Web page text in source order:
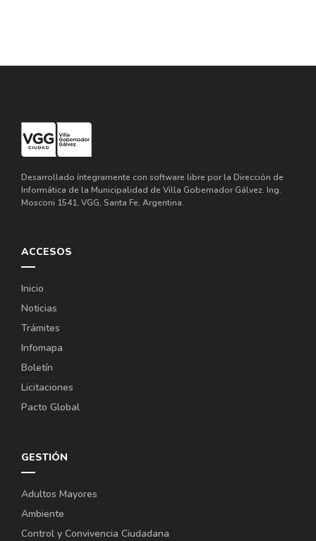
Desarrollado íntegramente con software libre por la Dirección de
Informática de la Municipalidad de Villa Gobernador Gálvez. Ing.
Mosconi 1541, VGG, Santa Fe, Argentina.
ACCESOS
Inicio
Noticias
Trámites
Infomapa
Boletín
Licitaciones
Pacto Global
GESTIÓN
Adultos Mayores
Ambiente
Control y Convivencia Ciudadana